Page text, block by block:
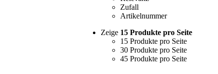
Zufall
Artikelnummer
Zeige 15 Produkte pro Seite
15 Produkte pro Seite
30 Produkte pro Seite
45 Produkte pro Seite